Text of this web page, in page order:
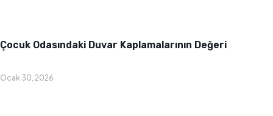
Çocuk Odasındaki Duvar Kaplamalarının Değeri
Ocak 30, 2026